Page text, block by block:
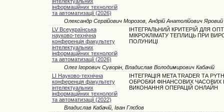
інформаційних технологій
та автоматизації (2026)
Олександр Сергійович Морозов, Андрій Анатолійович Яровий
LV Всеукраїнська
науково-технічна
конференція факультету
інтелектуальних
інформаційних технологій
та автоматизації (2026)
ІНТЕГРАЛЬНИЙ КРИТЕРІЙ ДЛЯ
МІКРОКЛІМАТУ ТЕПЛИЦЬ ПРИ
ПОЛУНИЦІ
Олег Ігорович Суворін, Владислав Володимирович Кабачій
LI Науково-технічна
конференція факультету
інтелектуальних
інформаційних технологій
та автоматизації (2022)
ІНТЕГРАЦІЯ META TRADER ТА
ОБРОБКИ ФІНАНСОВИХ ЧАСОВИХ
ВИКОНАННЯ ОПЕРАЦІЙ ОНЛАЙН
Владислав Кабачій, Іван Глєбов